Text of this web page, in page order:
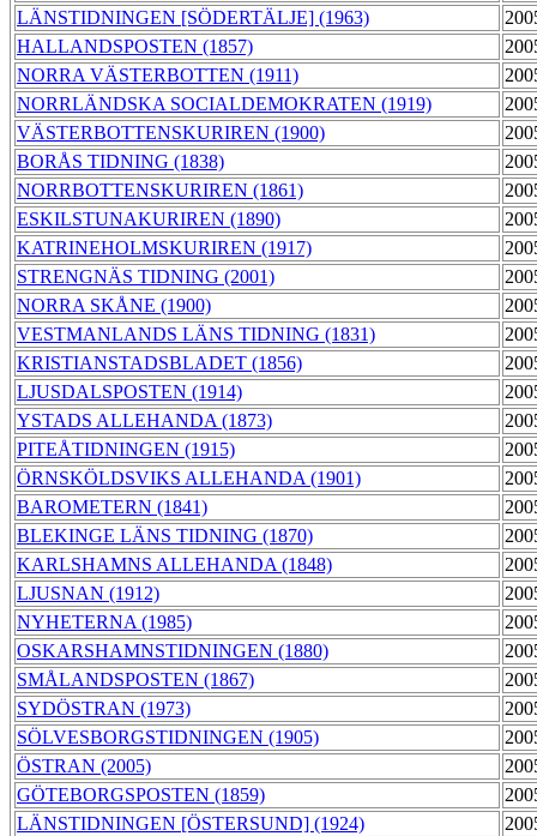
LÄNSTIDNINGEN [SÖDERTÄLJE] (1963)
HALLANDSPOSTEN (1857)
NORRA VÄSTERBOTTEN (1911)
NORRLÄNDSKA SOCIALDEMOKRATEN (1919)
VÄSTERBOTTENSKURIREN (1900)
BORÅS TIDNING (1838)
NORRBOTTENSKURIREN (1861)
ESKILSTUNAKURIREN (1890)
KATRINEHOLMSKURIREN (1917)
STRENGNÄS TIDNING (2001)
NORRA SKÅNE (1900)
VESTMANLANDS LÄNS TIDNING (1831)
KRISTIANSTADSBLADET (1856)
LJUSDALSPOSTEN (1914)
YSTADS ALLEHANDA (1873)
PITEÅTIDNINGEN (1915)
ÖRNSKÖLDSVIKS ALLEHANDA (1901)
BAROMETERN (1841)
BLEKINGE LÄNS TIDNING (1870)
KARLSHAMNS ALLEHANDA (1848)
LJUSNAN (1912)
NYHETERNA (1985)
OSKARSHAMNSTIDNINGEN (1880)
SMÅLANDSPOSTEN (1867)
SYDÖSTRAN (1973)
SÖLVESBORGSTIDNINGEN (1905)
ÖSTRAN (2005)
GÖTEBORGSPOSTEN (1859)
LÄNSTIDNINGEN [ÖSTERSUND] (1924)